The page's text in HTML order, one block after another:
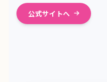
公式サイトへ